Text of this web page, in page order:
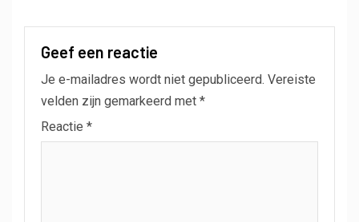
Geef een reactie
Je e-mailadres wordt niet gepubliceerd. Vereiste
velden zijn gemarkeerd met *
Reactie *